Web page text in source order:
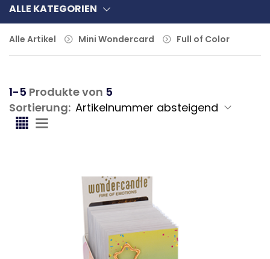
ALLE KATEGORIEN
Alle Artikel Mini Wondercard Full of Color
1-5 Produkte von 5
Sortierung: